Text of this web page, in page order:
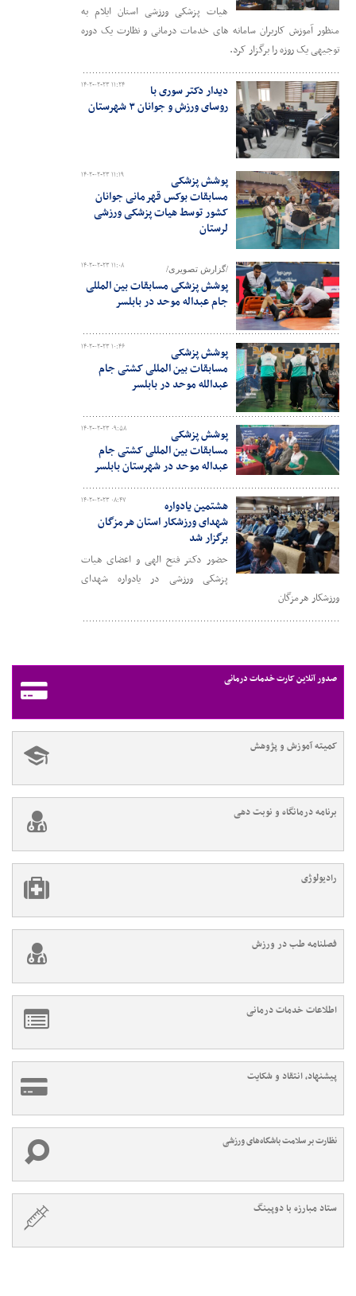
هیات پزشکی ورزشی استان ایلام به
منظور آموزش کاربران سامانه های خدمات درمانی و نظارت یک دوره
توجیهی یک روزه را برگزار کرد.
۱۴۰۲-۰۲-۲۳ ۱۱:۲۴
دیدار دکتر سوری با
روسای ورزش و جوانان ۳ شهرستان
۱۴۰۲-۰۲-۲۳ ۱۱:۱۹
پوشش پزشکی
مسابقات بوکس قهرمانی جوانان
کشور توسط هیات پزشکی ورزشی
لرستان
۱۴۰۲-۰۲-۲۳ ۱۱:۰۸ /گزارش تصویری/
پوشش پزشکی مسابقات بین المللی
جام عبداله موحد در بابلسر
۱۴۰۲-۰۲-۲۳ ۱۰:۴۶
پوشش پزشکی
مسابقات بین المللی کشتی جام
عبدالله موحد در بابلسر
۱۴۰۲-۰۲-۲۳ ۰۹:۵۸
پوشش پزشکی
مسابقات بین المللی کشتی جام
عبداله موحد در شهرستان بابلسر
۱۴۰۲-۰۲-۲۳ ۰۸:۴۷
هشتمین یادواره
شهدای ورزشکار استان هرمزگان
برگزار شد
حضور دکتر فتح الهی و اعضای هیات
پزشکی ورزشی در یادواره شهدای
ورزشکار هرمزگان
صدور آنلاین کارت خدمات درمانی
کمیته آموزش و پژوهش
برنامه درمانگاه و نوبت دهی
رادیولوژی
فصلنامه طب در ورزش
اطلاعات خدمات درمانی
پیشنهاد، انتقاد و شکایت
نظارت بر سلامت باشگاه‌های ورزشی
ستاد مبارزه با دوپینگ